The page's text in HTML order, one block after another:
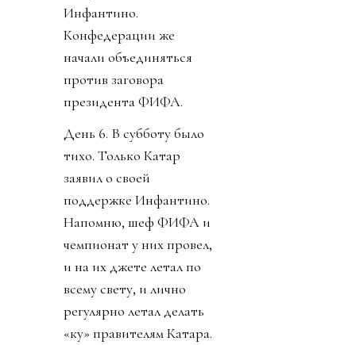
долларов в год, и
дивиденды от нового
юр лица. Стало понятно
почему нужно
увеличивать количество
матчей, команд,
турниров. И почему рвет
отверстия в своем теле
Инфантино.
Конфедерации же
начали объединяться
против заговора
президента ФИФА.
День 6. В субботу было